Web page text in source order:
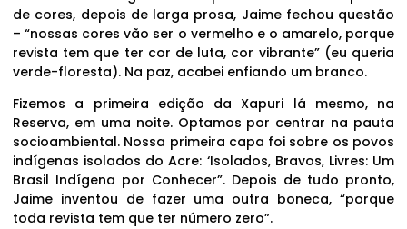
de cores, depois de larga prosa, Jaime fechou questão
– “nossas cores vão ser o vermelho e o amarelo, porque
revista tem que ter cor de luta, cor vibrante” (eu queria
verde-floresta). Na paz, acabei enfiando um branco.
Fizemos a primeira edição da Xapuri lá mesmo, na
Reserva, em uma noite. Optamos por centrar na pauta
socioambiental. Nossa primeira capa foi sobre os povos
indígenas isolados do Acre: ‘Isolados, Bravos, Livres: Um
Brasil Indígena por Conhecer”. Depois de tudo pronto,
Jaime inventou de fazer uma outra boneca, “porque
toda revista tem que ter número zero”.